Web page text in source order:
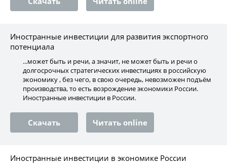
Иностранные инвестиции для развития экспортного
потенциала
...может быть и речи, а значит, не может быть и речи о
долгосрочных стратегических инвестициях в российскую
экономику , без чего, в свою очередь, невозможен подъём
производства, то есть возрождение экономики России.
Иностранные инвестиции в России.
Скачать Читать online
Иностранные инвестиции в экономике России